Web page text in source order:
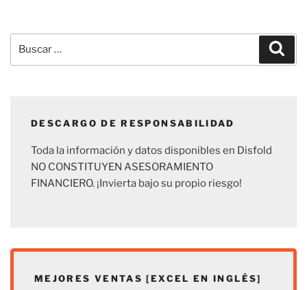
por:
DESCARGO DE RESPONSABILIDAD
Toda la información y datos disponibles en Disfold
NO CONSTITUYEN ASESORAMIENTO
FINANCIERO. ¡Invierta bajo su propio riesgo!
MEJORES VENTAS [EXCEL EN INGLÉS]